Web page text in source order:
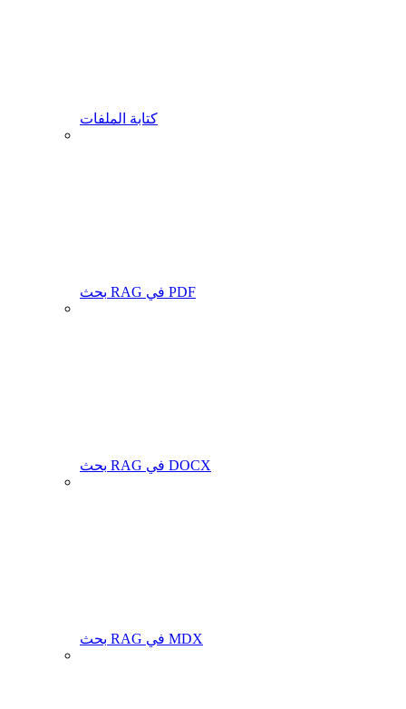
كتابة الملفات
بحث RAG في PDF
بحث RAG في DOCX
بحث RAG في MDX